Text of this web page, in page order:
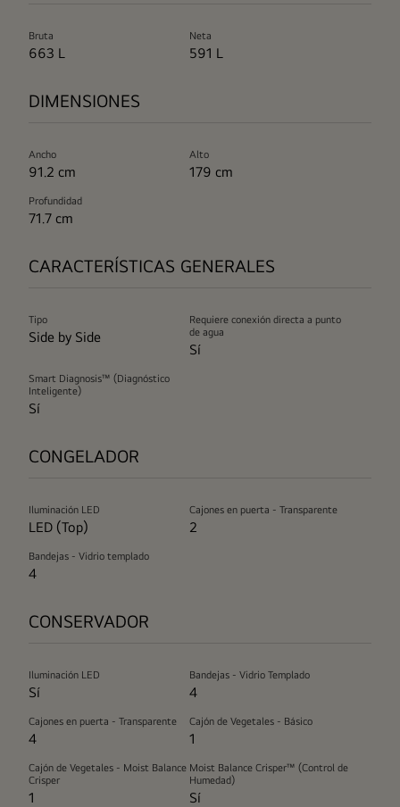
Bruta
663 L
Neta
591 L
DIMENSIONES
Ancho
91.2 cm
Alto
179 cm
Profundidad
71.7 cm
CARACTERÍSTICAS GENERALES
Tipo
Side by Side
Requiere conexión directa a punto
de agua
Sí
Smart Diagnosis™ (Diagnóstico
Inteligente)
Sí
CONGELADOR
Iluminación LED
LED (Top)
Cajones en puerta - Transparente
2
Bandejas - Vidrio templado
4
CONSERVADOR
Iluminación LED
Sí
Bandejas - Vidrio Templado
4
Cajones en puerta - Transparente
4
Cajón de Vegetales - Básico
1
Cajón de Vegetales - Moist Balance
Crisper
1
Moist Balance Crisper™ (Control de
Humedad)
Sí